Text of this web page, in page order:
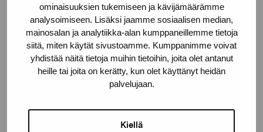
ominaisuuksien tukemiseen ja kävijämäärämme
analysoimiseen. Lisäksi jaamme sosiaalisen median,
mainosalan ja analytiikka-alan kumppaneillemme tietoja
siitä, miten käytät sivustoamme. Kumppanimme voivat
yhdistää näitä tietoja muihin tietoihin, joita olet antanut
heille tai joita on kerätty, kun olet käyttänyt heidän
palvelujaan.
Kiellä
Gustav Wasas gata 11
10600 Ekenäs
proartibus@proartibus.fi
+358 (0)50 371 6339